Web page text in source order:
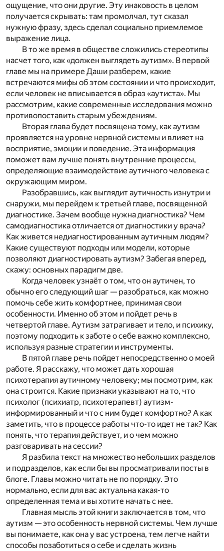
ощущение, что онидругие. Эту инаковость в целом
получается скрывать: там промолчал, тут сказал
нужную фразу, здесь сделал социально приемлемое
выражение лица.
В то же время в обществе сложились стереотипы
насчет того, как «должен выглядеть аутизм». В первой
главе мы на примере Даши разберем, какие
встречаются мифы об этом состоянии и что происходит,
если человек не вписывается в образ «аутиста». Мы
рассмотрим, какие современные исследования можно
противопоставить старым убеждениям.
Вторая главабудет посвящена тому, как аутизм
проявляется на уровне нервной системы и влияет на
восприятие, эмоции и поведение. Эта информация
поможет вам лучше понять внутренние процессы,
определяющие взаимодействие аутичного человека с
окружающим миром.
Разобравшись, как выглядит аутичность изнутри и
снаружи, мы перейдем ктретьей главе, посвященной
диагностике. Зачем вообще нужна диагностика? Чем
самодиагностика отличается от диагностики у врача?
Как живется недиагностированным аутичным людям?
Какие существуют подходы или модели, которые
позволяют диагностировать аутизм? Забегая вперед,
скажу: основных парадигм две.
Когда человек узнаёт о том, что он аутичен, то
обычно его следующий шаг — разобраться, как можно
помочь себе жить комфортнее, принимая свои
особенности. Именно об этом и пойдет речь в
четвертой главе. Аутизм затрагивает и тело, и психику,
поэтому подходить к заботе о себе важно комплексно,
используя разные стратегии и инструменты.
В пятой главе речь пойдет непосредственно о моей
работе. Я расскажу, что может дать хорошая
психотерапия аутичному человеку; мы посмотрим, как
она строится. Какие признаки указывают на то, что
психолог (психиатр, психотерапевт) аутизм-
информированный и что с ним будет комфортно? А как
заметить, что в процессе работы что-то идет не так? Как
понять, что терапия действует, и о чем можно
разговаривать на сессии?
Я разбила текст на множество небольших разделов
и подразделов, как если бы вы просматривали посты в
блоге. Главы можно читать не по порядку. Это
нормально, если для вас актуальна какая-то
определенная тема и вы хотите начать с нее.
Главная мысль этой книги заключается в том, что
аутизм — это особенность нервной системы. Чем лучше
вы понимаете, как она у вас устроена, тем легче найти
способы позаботиться о себе и сделать жизнь